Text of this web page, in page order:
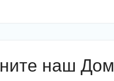
наш Дом